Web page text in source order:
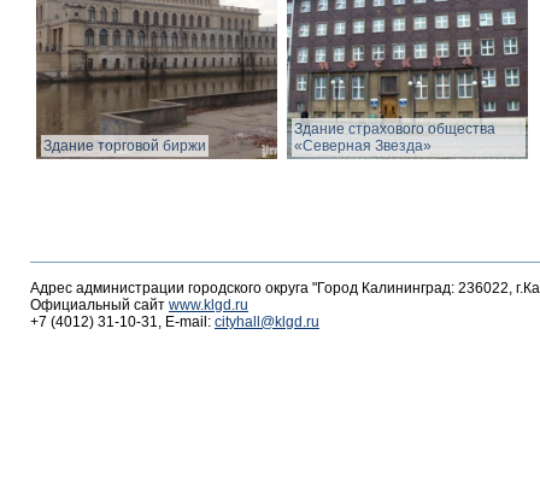
Здание торговой биржи
Здание страхового общества
«Северная Звезда»
Адрес администрации городского округа "Город Калининград: 236022,
Официальный сайт www.klgd.ru
+7 (4012) 31-10-31, E-mail: cityhall@klgd.ru